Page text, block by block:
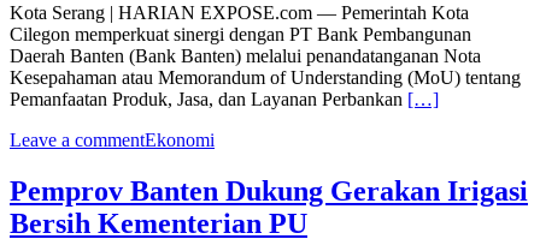
Kota Serang | HARIAN EXPOSE.com — Pemerintah Kota
Cilegon memperkuat sinergi dengan PT Bank Pembangunan
Daerah Banten (Bank Banten) melalui penandatanganan Nota
Kesepahaman atau Memorandum of Understanding (MoU) tentang
Pemanfaatan Produk, Jasa, dan Layanan Perbankan […]
Leave a commentEkonomi
Pemprov Banten Dukung Gerakan Irigasi
Bersih Kementerian PU